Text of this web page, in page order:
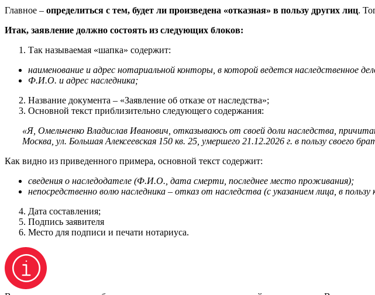
Главное – определиться с тем, будет ли произведена «отказная» в пользу других лиц.
Итак, заявление должно состоять из следующих блоков:
Так называемая «шапка» содержит:
наименование и адрес нотариальной конторы, в которой ведется наследственное
Ф.И.О. и адрес наследника;
Название документа – «Заявление об отказе от наследства»;
Основной текст приблизительно следующего содержания:
«Я, Омельченко Владислав Иванович, отказываюсь от своей доли наследства,
Москва, ул. Большая Алексеевская 150 кв. 25, умершего 21.12.2026 г. в пользу своего
Как видно из приведенного примера, основной текст содержит:
сведения о наследодателе (Ф.И.О., дата смерти, последнее место проживания);
непосредственно волю наследника – отказ от наследства (с указанием лица, в
Дата составления;
Подпись заявителя
Место для подписи и печати нотариуса.